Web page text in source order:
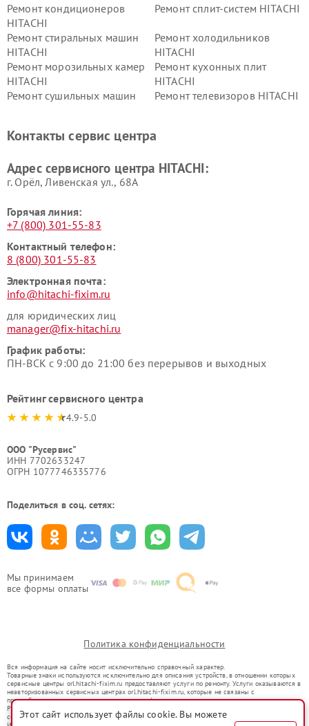
Мы принимаем
все формы оплаты
Ремонт кондиционеров
HITACHI
Ремонт сплит-систем HITACHI
Ремонт стиральных машин
HITACHI
Ремонт холодильников
HITACHI
Ремонт морозильных камер
HITACHI
Ремонт кухонных плит
HITACHI
Ремонт сушильных машин
Ремонт телевизоров HITACHI
данных HITACHI
HITACHI
HITACHI
HITACHI
Контакты сервис центра
Адрес сервисного центра HITACHI:
г. Орёл, Ливенская ул., 68А
Горячая линия:
+7 (800) 301-55-83
Контактный телефон:
8 (800) 301-55-83
Электронная почта:
info@hitachi-fixim.ru
для юридических лиц
manager@fix-hitachi.ru
График работы:
ПН-ВСК с 9:00 до 21:00 без перерывов и выходных
Рейтинг сервисного центра
4.9-5.0
ООО "Русервис"
ИНН 7702633247
ОГРН 1077746335776
Поделиться в соц. сетях:
Политика конфиденциальности
Вся информация на сайте носит исключительно справочный характер.
Товарные знаки используются исключительно для описания устройств, в отношении которых
сервисные центры orl.hitachi-fixim.ru предоставляют услуги по ремонту. Услуги оказываются в
неавторизованных сервисных центрах orl.hitachi-fixim.ru, которые не связаны с
правообладателями товарных знаков или их официальными представителями.
Ремонт осуществляется для устройств, уже введенных в гражданский оборот в соответствии
со статьей 1487 ГК РФ.
Этот сайт использует файлы cookie. Вы можете